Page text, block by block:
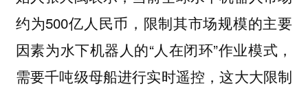
约为500亿人民币，限制其市场规模的主要
因素为水下机器人的“人在闭环”作业模式，
需要千吨级母船进行实时遥控，这大大限制